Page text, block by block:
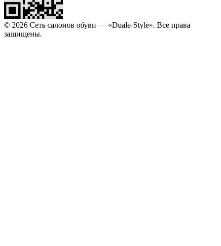
© 2026 Сеть салонов обуви — «Duale-Style». Все права
защищены.